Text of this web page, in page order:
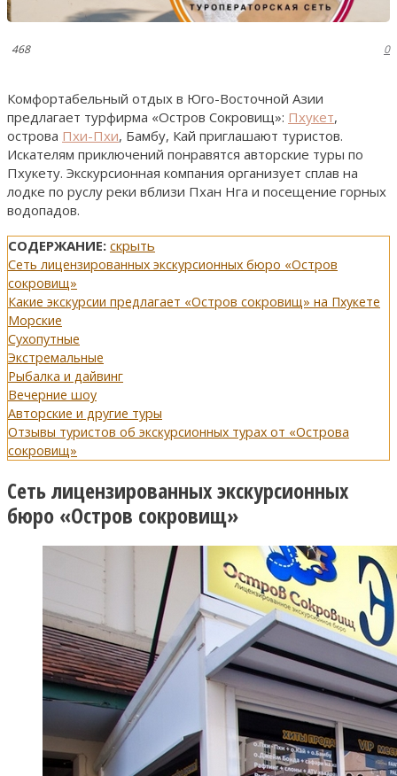
468 0
Комфортабельный отдых в Юго-Восточной Азии
предлагает турфирма «Остров Сокровищ»: Пхукет,
острова Пхи-Пхи, Бамбу, Кай приглашают туристов.
Искателям приключений понравятся авторские туры по
Пхукету. Экскурсионная компания организует сплав на
лодке по руслу реки вблизи Пхан Нга и посещение горных
водопадов.
СОДЕРЖАНИЕ: скрыть
Сеть лицензированных экскурсионных бюро «Остров
сокровищ»
Какие экскурсии предлагает «Остров сокровищ» на Пхукете
Морские
Сухопутные
Экстремальные
Рыбалка и дайвинг
Вечерние шоу
Авторские и другие туры
Отзывы туристов об экскурсионных турах от «Острова
сокровищ»
Сеть лицензированных экскурсионных
бюро «Остров сокровищ»